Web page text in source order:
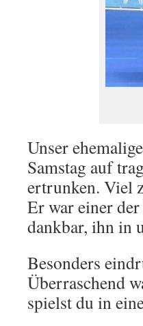
Unser
Samstag auf
ertrunken. Viel
Er war einer
dankbar, ihn in
Besonders
Überraschend
spielst du in